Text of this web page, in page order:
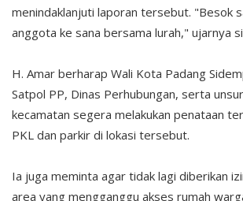
menindaklanjuti laporan tersebut. "Besok
anggota ke sana bersama lurah," ujarnya
H. Amar berharap Wali Kota Padang
Satpol PP, Dinas Perhubungan, serta
kecamatan segera melakukan penataan
PKL dan parkir di lokasi tersebut.
Ia juga meminta agar tidak lagi diberikan
area yang mengganggu akses rumah